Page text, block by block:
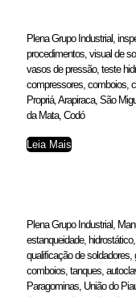
Plena Grupo Industrial,
procedimentos, visual de
vasos de pressão, teste
compressores, comboios,
Propriá, Arapiraca, São
da Mata, Codó
Leia Mais
Plena Grupo Industrial,
estanqueidade,
qualificação de soldadores,
comboios, tanques,
Paragominas, União do